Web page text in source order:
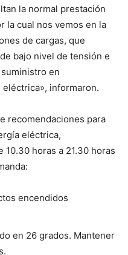
la normal prestación
la cual nos vemos en la
de cargas, que
bajo nivel de tensión e
en
informaron.
recomendaciones para
eléctrica,
horas a 21.30 horas
encendidos
en 26 grados. Mantener